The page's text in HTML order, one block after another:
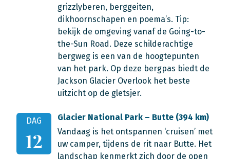
grizzlyberen, berggeiten,
dikhoornschapen en poema’s. Tip:
bekijk de omgeving vanaf de Going-to-
the-Sun Road. Deze schilderachtige
bergweg is een van de hoogtepunten
van het park. Op deze bergpas biedt de
Jackson Glacier Overlook het beste
uitzicht op de gletsjer.
DAG
12
Glacier National Park – Butte (394 km)
Vandaag is het ontspannen ‘cruisen’ met
uw camper, tijdens de rit naar Butte. Het
landschap kenmerkt zich door de open